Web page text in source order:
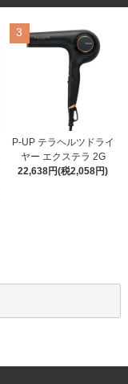
3
P-UP テラヘルツドライ
ヤー エクステラ 2G
22,638円(税2,058円)